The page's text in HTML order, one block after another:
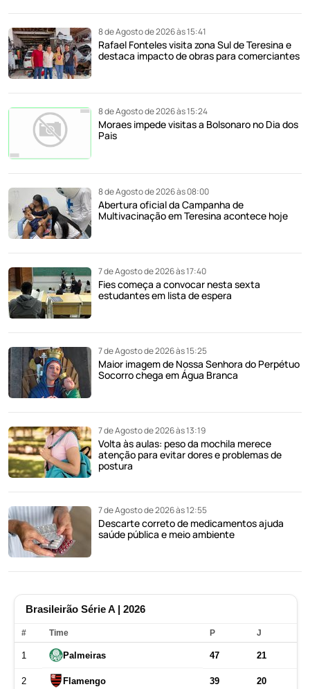
8 de Agosto de 2026 às 15:41
Rafael Fonteles visita zona Sul de Teresina e
destaca impacto de obras para comerciantes
8 de Agosto de 2026 às 15:24
Moraes impede visitas a Bolsonaro no Dia dos
Pais
8 de Agosto de 2026 às 08:00
Abertura oficial da Campanha de
Multivacinação em Teresina acontece hoje
7 de Agosto de 2026 às 17:40
Fies começa a convocar nesta sexta
estudantes em lista de espera
7 de Agosto de 2026 às 15:25
Maior imagem de Nossa Senhora do Perpétuo
Socorro chega em Água Branca
7 de Agosto de 2026 às 13:19
Volta às aulas: peso da mochila merece
atenção para evitar dores e problemas de
postura
7 de Agosto de 2026 às 12:55
Descarte correto de medicamentos ajuda
saúde pública e meio ambiente